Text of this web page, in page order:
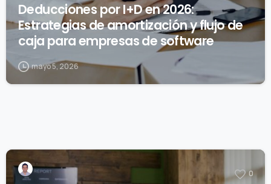
Deducciones por I+D en 2026:
Estrategias de amortización y flujo de
caja para empresas de software
mayo 5, 2026
0